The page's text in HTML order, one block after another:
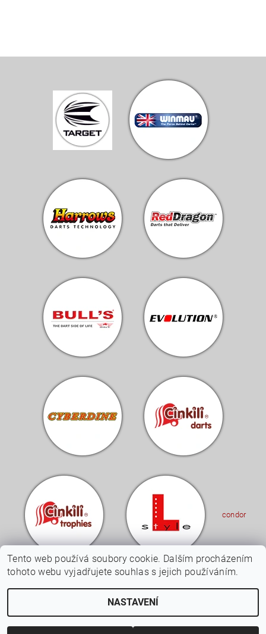
condor
2026 © Cinkili - Specialista na šipky a terče, všechna práva vyhrazena
cookies
Tento web používá soubory cookie. Dalším procházením
tohoto webu vyjadřujete souhlas s jejich používáním.
NASTAVENÍ